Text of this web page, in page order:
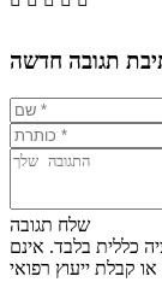
תגובה חדשה
שלח תגובה
כללית בלבד. אינם